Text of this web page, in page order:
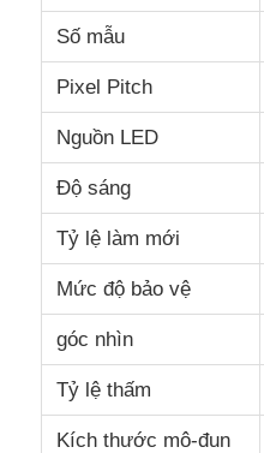
Số mẫu
Pixel Pitch
Nguồn LED
Độ sáng
Tỷ lệ làm mới
Mức độ bảo vệ
góc nhìn
Tỷ lệ thấm
Kích thước mô-đun